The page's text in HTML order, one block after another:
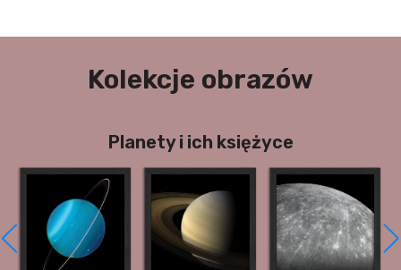
Kolekcje obrazów
Planety i ich księżyce